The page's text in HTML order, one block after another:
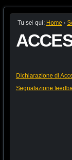
Tu sei qui: Home ›
Dichiarazione di
Segnalazione